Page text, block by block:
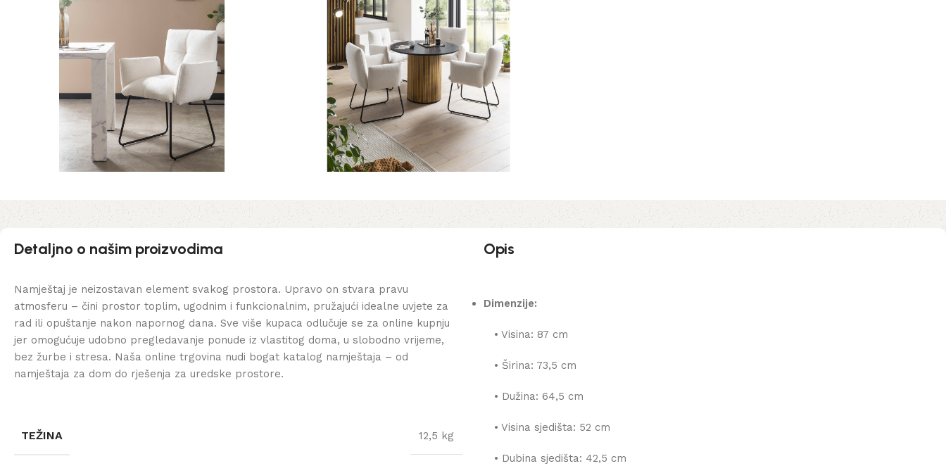
Detaljno o našim proizvodima
Namještaj je neizostavan element svakog prostora. Upravo on stvara pravu
atmosferu – čini prostor toplim, ugodnim i funkcionalnim, pružajući idealne uvjete za
rad ili opuštanje nakon napornog dana. Sve više kupaca odlučuje se za online kupnju
jer omogućuje udobno pregledavanje ponude iz vlastitog doma, u slobodno vrijeme,
bez žurbe i stresa. Naša online trgovina nudi bogat katalog namještaja – od
namještaja za dom do rješenja za uredske prostore.
TEŽINA 12,5 kg
Opis
Dimenzije:
• Visina: 87 cm
• Širina: 73,5 cm
• Dužina: 64,5 cm
• Visina sjedišta: 52 cm
• Dubina sjedišta: 42,5 cm